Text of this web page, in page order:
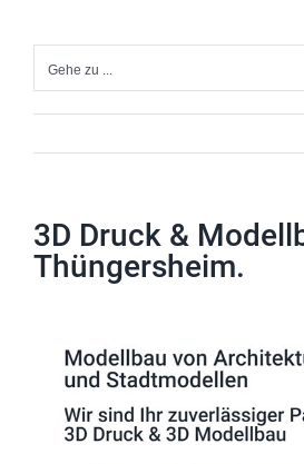
Inhalt
springenGehe zu ...
3D Druck &
Thüngersheim.